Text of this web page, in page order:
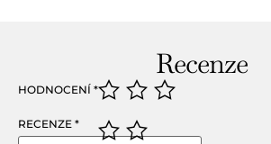
Recenze
HODNOCENÍ *
RECENZE *